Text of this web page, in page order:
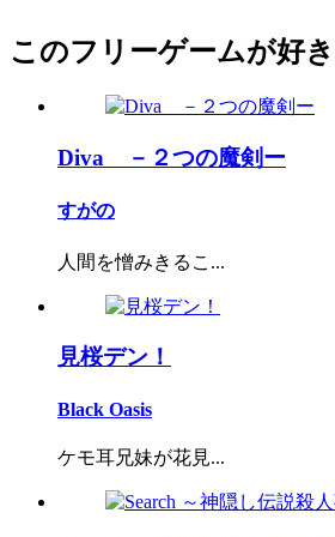
このフリーゲームが好
Diva －２つの魔剣ー
すがの
人間を憎みきるこ...
見桜デン！
Black Oasis
ケモ耳兄妹が花見...